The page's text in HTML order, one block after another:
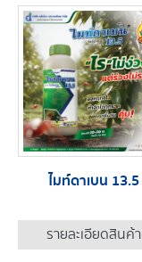
ไมท์ดาเบน 13.5
รายละเอียดสินค้า